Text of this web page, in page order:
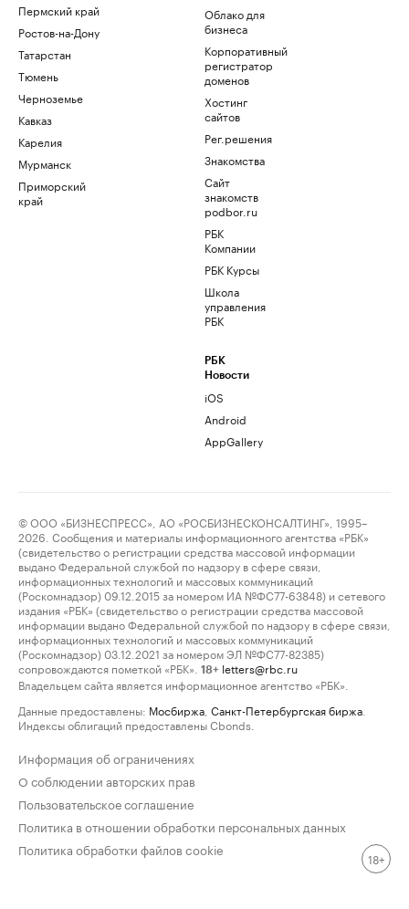
Пермский край
Ростов-на-Дону
Татарстан
Тюмень
Черноземье
Кавказ
Карелия
Мурманск
Приморский
край
Облако для
бизнеса
Корпоративный
регистратор
доменов
Хостинг
сайтов
Рег.решения
Знакомства
Сайт
знакомств
podbor.ru
РБК
Компании
РБК Курсы
Школа
управления
РБК
РБК
Новости
iOS
Android
AppGallery
© ООО «БИЗНЕСПРЕСС», АО «РОСБИЗНЕСКОНСАЛТИНГ», 1995–
2026. Сообщения и материалы информационного агентства «РБК»
(свидетельство о регистрации средства массовой информации
выдано Федеральной службой по надзору в сфере связи,
информационных технологий и массовых коммуникаций
(Роскомнадзор) 09.12.2015 за номером ИА №ФС77-63848) и сетевого
издания «РБК» (свидетельство о регистрации средства массовой
информации выдано Федеральной службой по надзору в сфере связи,
информационных технологий и массовых коммуникаций
(Роскомнадзор) 03.12.2021 за номером ЭЛ №ФС77-82385)
сопровождаются пометкой «РБК».
18+ letters@rbc.ru
Владельцем сайта является информационное агентство «РБК».
Данные предоставлены: Мосбиржа Санкт-Петербургская биржа
Индексы облигаций предоставлены Cbonds.
Информация об ограничениях
О соблюдении авторских прав
Пользовательское соглашение
Политика в отношении обработки персональных данных
Политика обработки файлов cookie
18+